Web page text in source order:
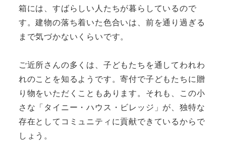
箱には、すばらしい人たちが暮らしているので
す。建物の落ち着いた色合いは、前を通り過ぎる
まで気づかないくらいです。
ご近所さんの多くは、子どもたちを通してわれわ
れのことを知るようです。寄付で子どもたちに贈
り物をいただくこともあります。それも、この小
さな「タイニー・ハウス・ビレッジ」が、独特な
存在としてコミュニティに貢献できているからで
しょう。